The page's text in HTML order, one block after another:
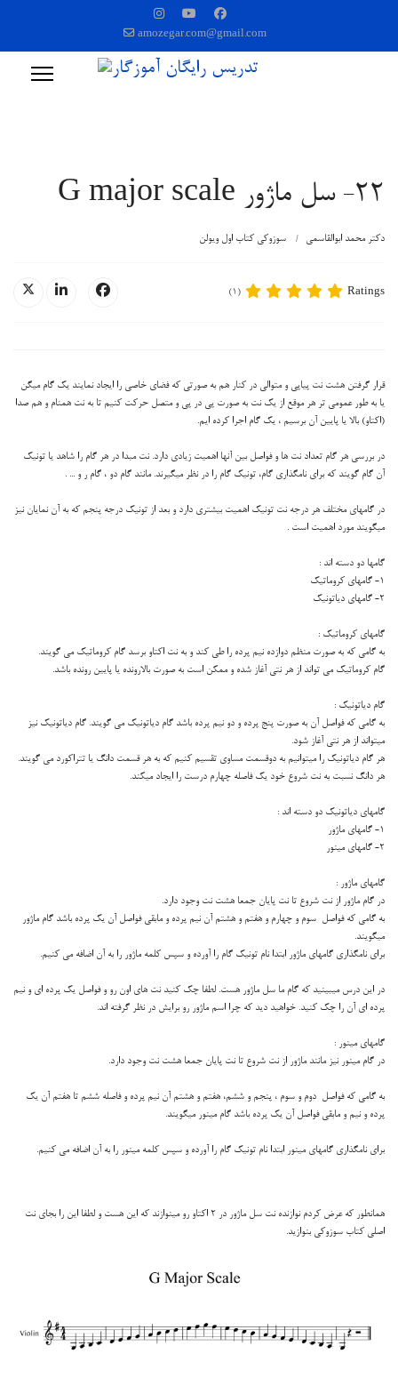
amozegar.com@gmail.com
22- سل ماژور G major scale
دکتر محمد ابوالقاسمی سوزوکی کتاب اول ویولن
Ratings
(1)
قرار گرفتن هشت نت پیاپی و متوالی در کنار هم به صورتی که فضای خاصی را ایجاد نمایند یک گام میگن
یا به طور عمومی تر هر موقع از یک نت به صورت پی در پی و متصل حرکت کنیم تا به نت همنام و هم صدا
(اکتاو) بالا یا پایین آن برسیم ، یک گام اجرا کرده ایم.
در بررسی هر گام تعداد نت ها و فواصل بین آنها اهمیت زیادی دارد. نت مبدا در هر گام را شاهد یا تونیک
آن گام گویند که برای نامگذاری گام، تونیک گام را در نظر میگیرند. مانند گام دو ، گام ر و ... .
در گامهای مختلف هر درجه نت تونیک اهمیت بیشتری دارد و بعد از تونیک درجه پنجم که به آن نمایان نیز
میگویند مورد اهمیت است .
گامها دو دسته اند :
1- گامهای کروماتیک
2- گامهای دیاتونیک
گامهای کروماتیک :
به گامی که به صورت منظم دوازده نیم پرده را طی کند و به نت اکتاو برسد گام کروماتیک می گویند.
گام کروماتیک می تواند از هر نتی آغاز شده و ممکن است به صورت بالارونده یا پایین رونده باشد.
گام دیاتونیک :
به گامی که فواصل آن به صورت پنج پرده و دو نیم پرده باشد گام دیاتونیک می گویند. گام دیاتونیک نیز
میتواند از هر نتی آغاز شود.
هر گام دیاتونیک را میتوانیم به دوقسمت مساوی تقسیم کنیم که به هر قسمت دانگ یا تتراکورد می گویند.
هر دانگ نسبت به نت شروع خود یک فاصله چهارم درست را ایجاد میکند.
گامهای دیاتونیک دو دسته اند :
1- گامهای ماژور
2- گامهای مینور
گامهای ماژور :
در گام ماژور از نت شروع تا نت پایان جمعا هشت نت وجود دارد.
به گامی که فواصل ‍ سوم و چهارم و هفتم و هشتم آن نیم پرده و مابقی فواصل آن یک پرده باشد گام ماژور
میگویند.
برای نامگذاری گامهای ماژور ابتدا نام تونیک گام را آورده و سپس کلمه ماژور را به آن اضافه می کنیم.
در این درس میبینید که گام ما سل ماژور هست. لطفا چک کنید نت های اون رو و فواصل یک پرده ای و نیم
پرده ای آن را چک کنید. خواهید دید که چرا اسم ماژور رو برایش در نظر گرفته اند.
گامهای مینور :
در گام مینور نیز مانند ماژور از نت شروع تا نت پایان جمعا هشت نت وجود دارد.
به گامی که فواصل ‍ دوم و سوم ، پنجم و ششم، هفتم و هشتم آن نیم پرده و فاصله ششم تا هفتم آن یک
پرده و نیم و مابقی فواصل آن یک پرده باشد گام مینور میگویند.
برای نامگذاری گامهای مینور ابتدا نام تونیک گام را آورده و سپس کلمه مینور را به آن اضافه می کنیم.
همانطور که عرض کردم نوازنده نت سل ماژور در 2 اکتاو رو مینوازند که این هست و لطفا این را بجای نت
اصلی کتاب سوزوکی بنوازید.